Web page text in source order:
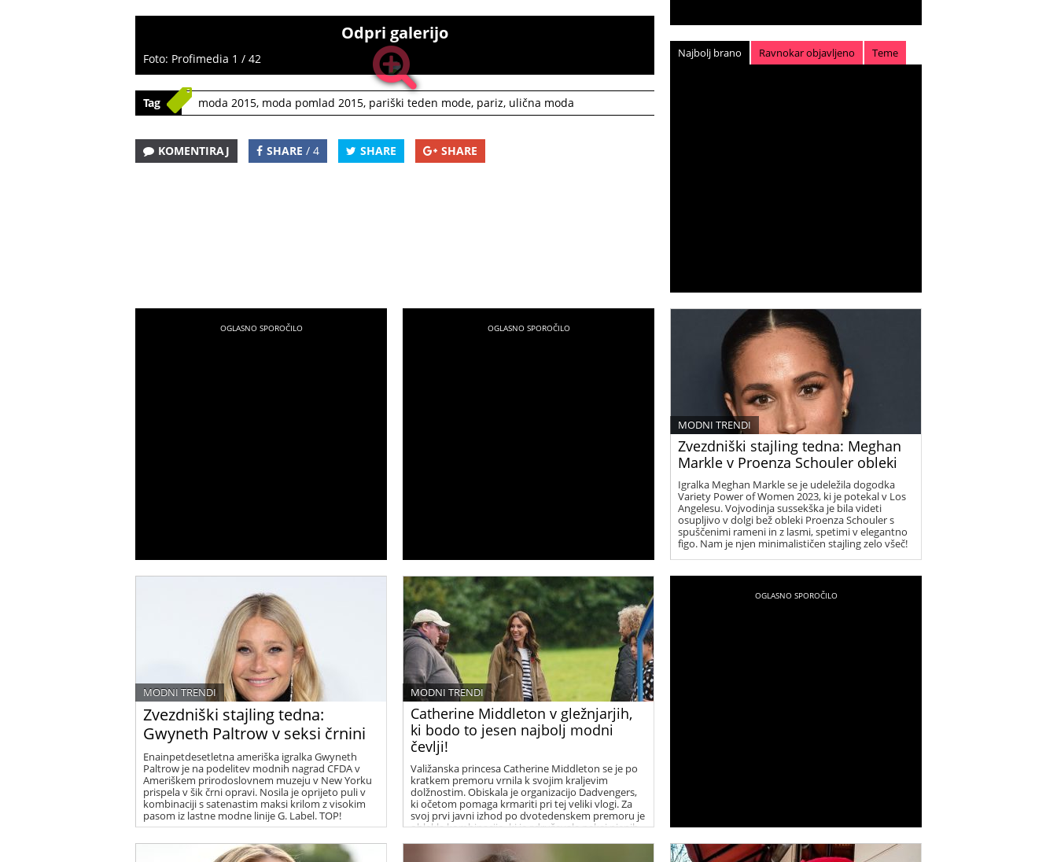
Odpri galerijo
Foto: Profimedia 1 / 42
Tag moda 2015, moda pomlad 2015, pariški teden mode, pariz, ulična moda
KOMENTIRAJ SHARE / 4 SHARE SHARE
Najbolj brano Ravnokar objavljeno Teme
Zvezdniški stajling tedna: Meghan
Markle v Proenza Schouler obleki
MODNI TRENDI
Igralka Meghan Markle se je udeležila dogodka
Variety Power of Women 2023, ki je potekal v Los
Angelesu. Vojvodinja sussekška je bila videti
osupljivo v dolgi bež obleki Proenza Schouler s
spuščenimi rameni in z lasmi, spetimi v elegantno
figo. Nam je njen minimalističen stajling zelo všeč!
Zvezdniški stajling tedna:
Gwyneth Paltrow v seksi črnini
MODNI TRENDI
Enainpetdesetletna ameriška igralka Gwyneth
Paltrow je na podelitev modnih nagrad CFDA v
Ameriškem prirodoslovnem muzeju v New Yorku
prispela v šik črni opravi. Nosila je oprijeto puli v
kombinaciji s satenastim maksi krilom z visokim
pasom iz lastne modne linije G. Label. TOP!
Catherine Middleton v gležnjarjih,
ki bodo to jesen najbolj modni
čevlji!
MODNI TRENDI
Valižanska princesa Catherine Middleton se je po
kratkem premoru vrnila k svojim kraljevim
dolžnostim. Obiskala je organizacijo Dadvengers,
ki očetom pomaga krmariti pri tej veliki vlogi. Za
svoj prvi javni izhod po dvotedenskem premoru je
oblekla kombinacijo, ki je združevala nekaj njenih